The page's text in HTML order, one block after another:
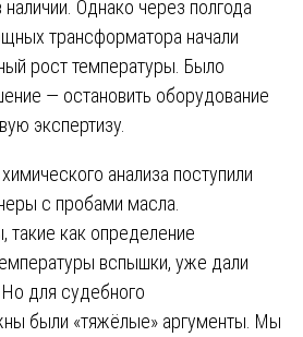
Однако через полгода
трансформатора начали
рост температуры. Было
— остановить оборудование
экспертизу.
анализа поступили
с пробами масла.
такие как определение
вспышки, уже дали
для судебного
были «тяжёлые» аргументы. Мы